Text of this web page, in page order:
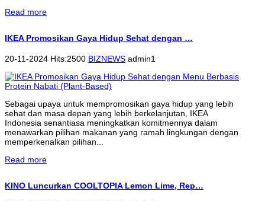
Read more
IKEA Promosikan Gaya Hidup Sehat dengan …
20-11-2024 Hits:2500 BIZNEWS admin1
Sebagai upaya untuk mempromosikan gaya hidup yang lebih
sehat dan masa depan yang lebih berkelanjutan, IKEA
Indonesia senantiasa meningkatkan komitmennya dalam
menawarkan pilihan makanan yang ramah lingkungan dengan
memperkenalkan pilihan...
Read more
KINO Luncurkan COOLTOPIA Lemon Lime, Rep…